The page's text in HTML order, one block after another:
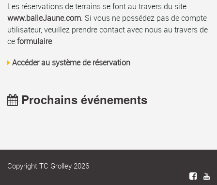
Les réservations de terrains se font au travers du site
www.balleJaune.com. Si vous ne possédez pas de compte
utilisateur, veuillez prendre contact avec nous au travers de
ceformulaire
Accéder au système de réservation
Prochains événements
Copyright TC Grolley 2026